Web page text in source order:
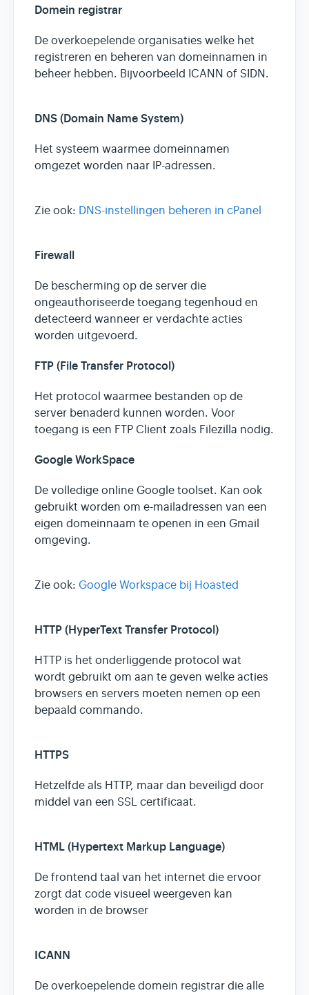
Domein registrar
De overkoepelende organisaties welke het
registreren en beheren van domeinnamen in
beheer hebben. Bijvoorbeeld ICANN of SIDN.
DNS (Domain Name System)
Het systeem waarmee domeinnamen
omgezet worden naar IP-adressen.
Zie ook: DNS-instellingen beheren in cPanel
Firewall
De bescherming op de server die
ongeauthoriseerde toegang tegenhoud en
detecteerd wanneer er verdachte acties
worden uitgevoerd.
FTP (File Transfer Protocol)
Het protocol waarmee bestanden op de
server benaderd kunnen worden. Voor
toegang is een FTP Client zoals Filezilla nodig.
Google WorkSpace
De volledige online Google toolset. Kan ook
gebruikt worden om e-mailadressen van een
eigen domeinnaam te openen in een Gmail
omgeving.
Zie ook: Google Workspace bij Hoasted
HTTP (HyperText Transfer Protocol)
HTTP is het onderliggende protocol wat
wordt gebruikt om aan te geven welke acties
browsers en servers moeten nemen op een
bepaald commando.
HTTPS
Hetzelfde als HTTP, maar dan beveiligd door
middel van een SSL certificaat.
HTML (Hypertext Markup Language)
De frontend taal van het internet die ervoor
zorgt dat code visueel weergeven kan
worden in de browser
ICANN
De overkoepelende domein registrar die alle